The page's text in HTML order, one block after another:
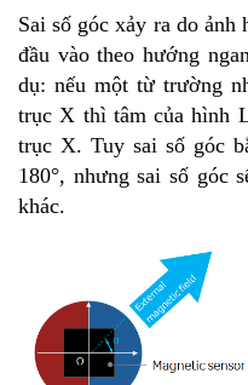
Sai số góc xảy ra do
đầu vào theo hướng
dụ: nếu một từ trường
trục X thì tâm của hình
trục X. Tuy sai số góc
180°, nhưng sai số góc
khác.